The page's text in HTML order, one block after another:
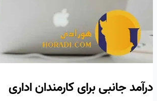
درآمد جانبی برای کارمندان اداری